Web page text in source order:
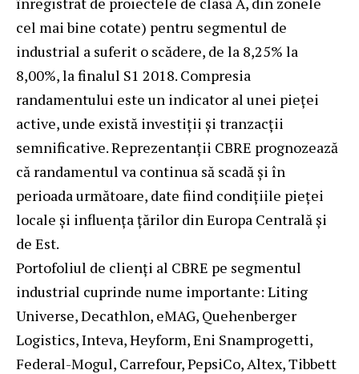
cel mai bine cotate) pentru segmentul de
industrial a suferit o scădere, de la 8,25% la
8,00%, la finalul S1 2018. Compresia
randamentului este un indicator al unei pieței
active, unde există investiții și tranzacții
semnificative. Reprezentanții CBRE prognozează
că randamentul va continua să scadă și în
perioada următoare, date fiind condițiile pieței
locale și influența țărilor din Europa Centrală și
de Est.
Portofoliul de clienți al CBRE pe segmentul
industrial cuprinde nume importante: Liting
Universe, Decathlon, eMAG, Quehenberger
Logistics, Inteva, Heyform, Eni Snamprogetti,
Federal-Mogul, Carrefour, PepsiCo, Altex, Tibbett